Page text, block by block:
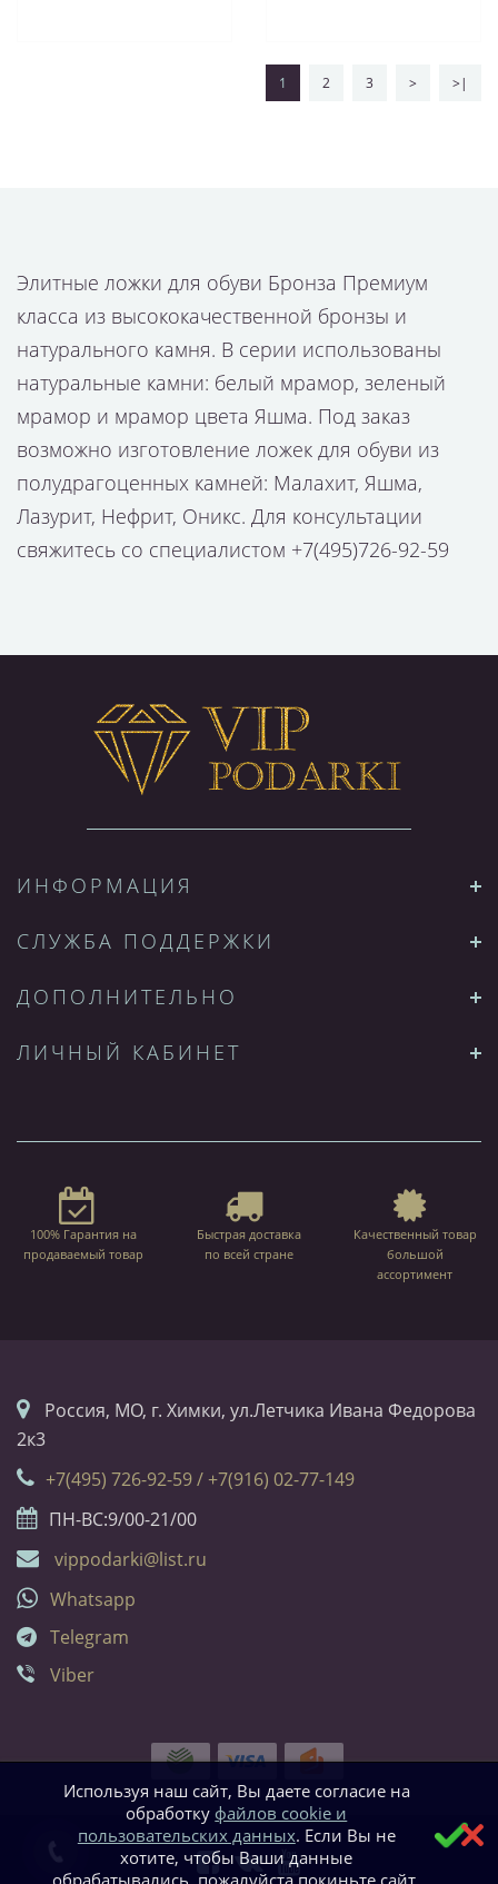
1 2 3 > >|
Элитные ложки для обуви Бронза Премиум
класса из высококачественной бронзы и
натурального камня. В серии использованы
натуральные камни: белый мрамор, зеленый
мрамор и мрамор цвета Яшма. Под заказ
возможно изготовление ложек для обуви из
полудрагоценных камней: Малахит, Яшма,
Лазурит, Нефрит, Оникс. Для консультации
свяжитесь со специалистом +7(495)726-92-59
ИНФОРМАЦИЯ
СЛУЖБА ПОДДЕРЖКИ
ДОПОЛНИТЕЛЬНО
ЛИЧНЫЙ КАБИНЕТ
100% Гарантия на
продаваемый товар
Быстрая доставка
по всей стране
Качественный товар
большой
ассортимент
Россия, МО, г. Химки, ул.Летчика Ивана Федорова
2к3
+7(495) 726-92-59 / +7(916) 02-77-149
ПН-ВС:9/00-21/00
vippodarki@list.ru
Whatsapp
Telegram
Viber
Используя наш сайт, Вы даете согласие на
обработкуфайлов cookie и
пользовательских данных. Если Вы не
хотите, чтобы Ваши данные
обрабатывались, пожалуйста покиньте сайт.